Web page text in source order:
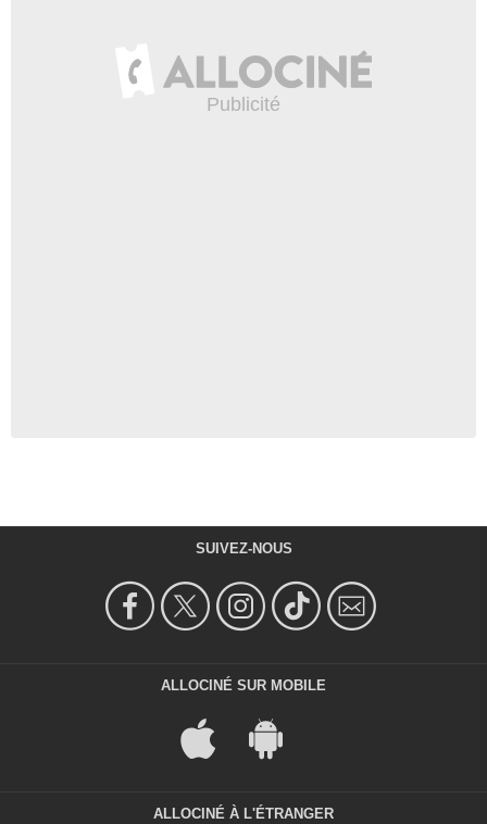
SUIVEZ-NOUS
ALLOCINÉ SUR MOBILE
ALLOCINÉ À L'ÉTRANGER